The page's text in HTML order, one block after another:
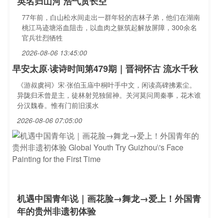
77年前，白山松水间走出一群年轻的吉林子弟，他们在湖南
桃江马迹塘浴血阻击，以血肉之躯筑起解放屏障，300余名
官兵壮烈牺牲
2026-08-06 13:45:00
早安太原·读诗时间第479期｜晋祠怀古 流水千秋
《游叔虞祠》宋·张伯玉庙中桐叶手中文，闲读高碑拂素尘。
异陇归禾曾是主，徒林射兕独留神。关河莫问周秦事，花木谁
分汉魏春。惟有门前旧溪水
2026-08-06 07:05:00
机遇中国青年说｜画花脸→舞龙→爱上！外国青
年的贵州非遗初体验